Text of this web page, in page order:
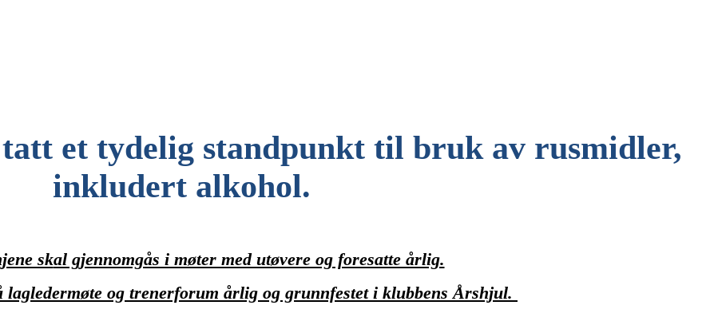
et tydelig standpunkt til bruk av rusmidler,
inkludert alkohol.
skal gjennomgås i møter med utøvere og foresatte årlig.
lagledermøte og trenerforum årlig og grunnfestet i klubbens Årshjul.